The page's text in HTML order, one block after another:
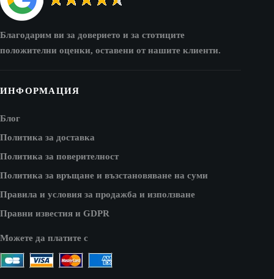
Благодарим ви за доверието и за стотиците
положителни оценки, оставени от нашите клиенти.
ИНФОРМАЦИЯ
Блог
Политика за доставка
Политика за поверителност
Политика за връщане и възстановяване на суми
Правила и условия за продажба и използване
Правни известия и GDPR
Можете да платите с